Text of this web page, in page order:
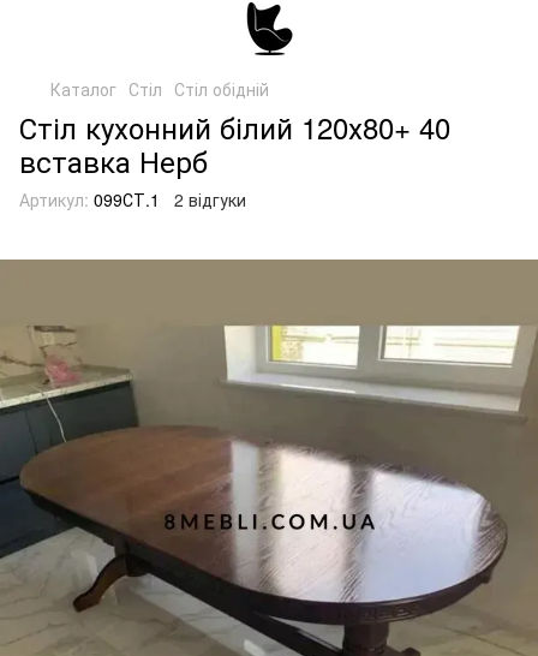
Каталог Стіл Стіл обідній
Стіл кухонний білий 120х80+ 40
вставка Нерб
Артикул: 099СТ.1 2 відгуки